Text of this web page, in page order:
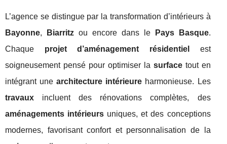
L’agence se distingue par la transformation d’intérieurs à
Bayonne, Biarritzou encore dans le Pays Basque.
Chaque projet d’aménagement résidentiel
est
soigneusement pensé pour optimiser la surfacetout en
intégrant unearchitecture intérieure harmonieuse. Les
travaux incluent des rénovations complètes, des
aménagements intérieurs uniques, et des conceptions
modernes, favorisant confort et personnalisation de la